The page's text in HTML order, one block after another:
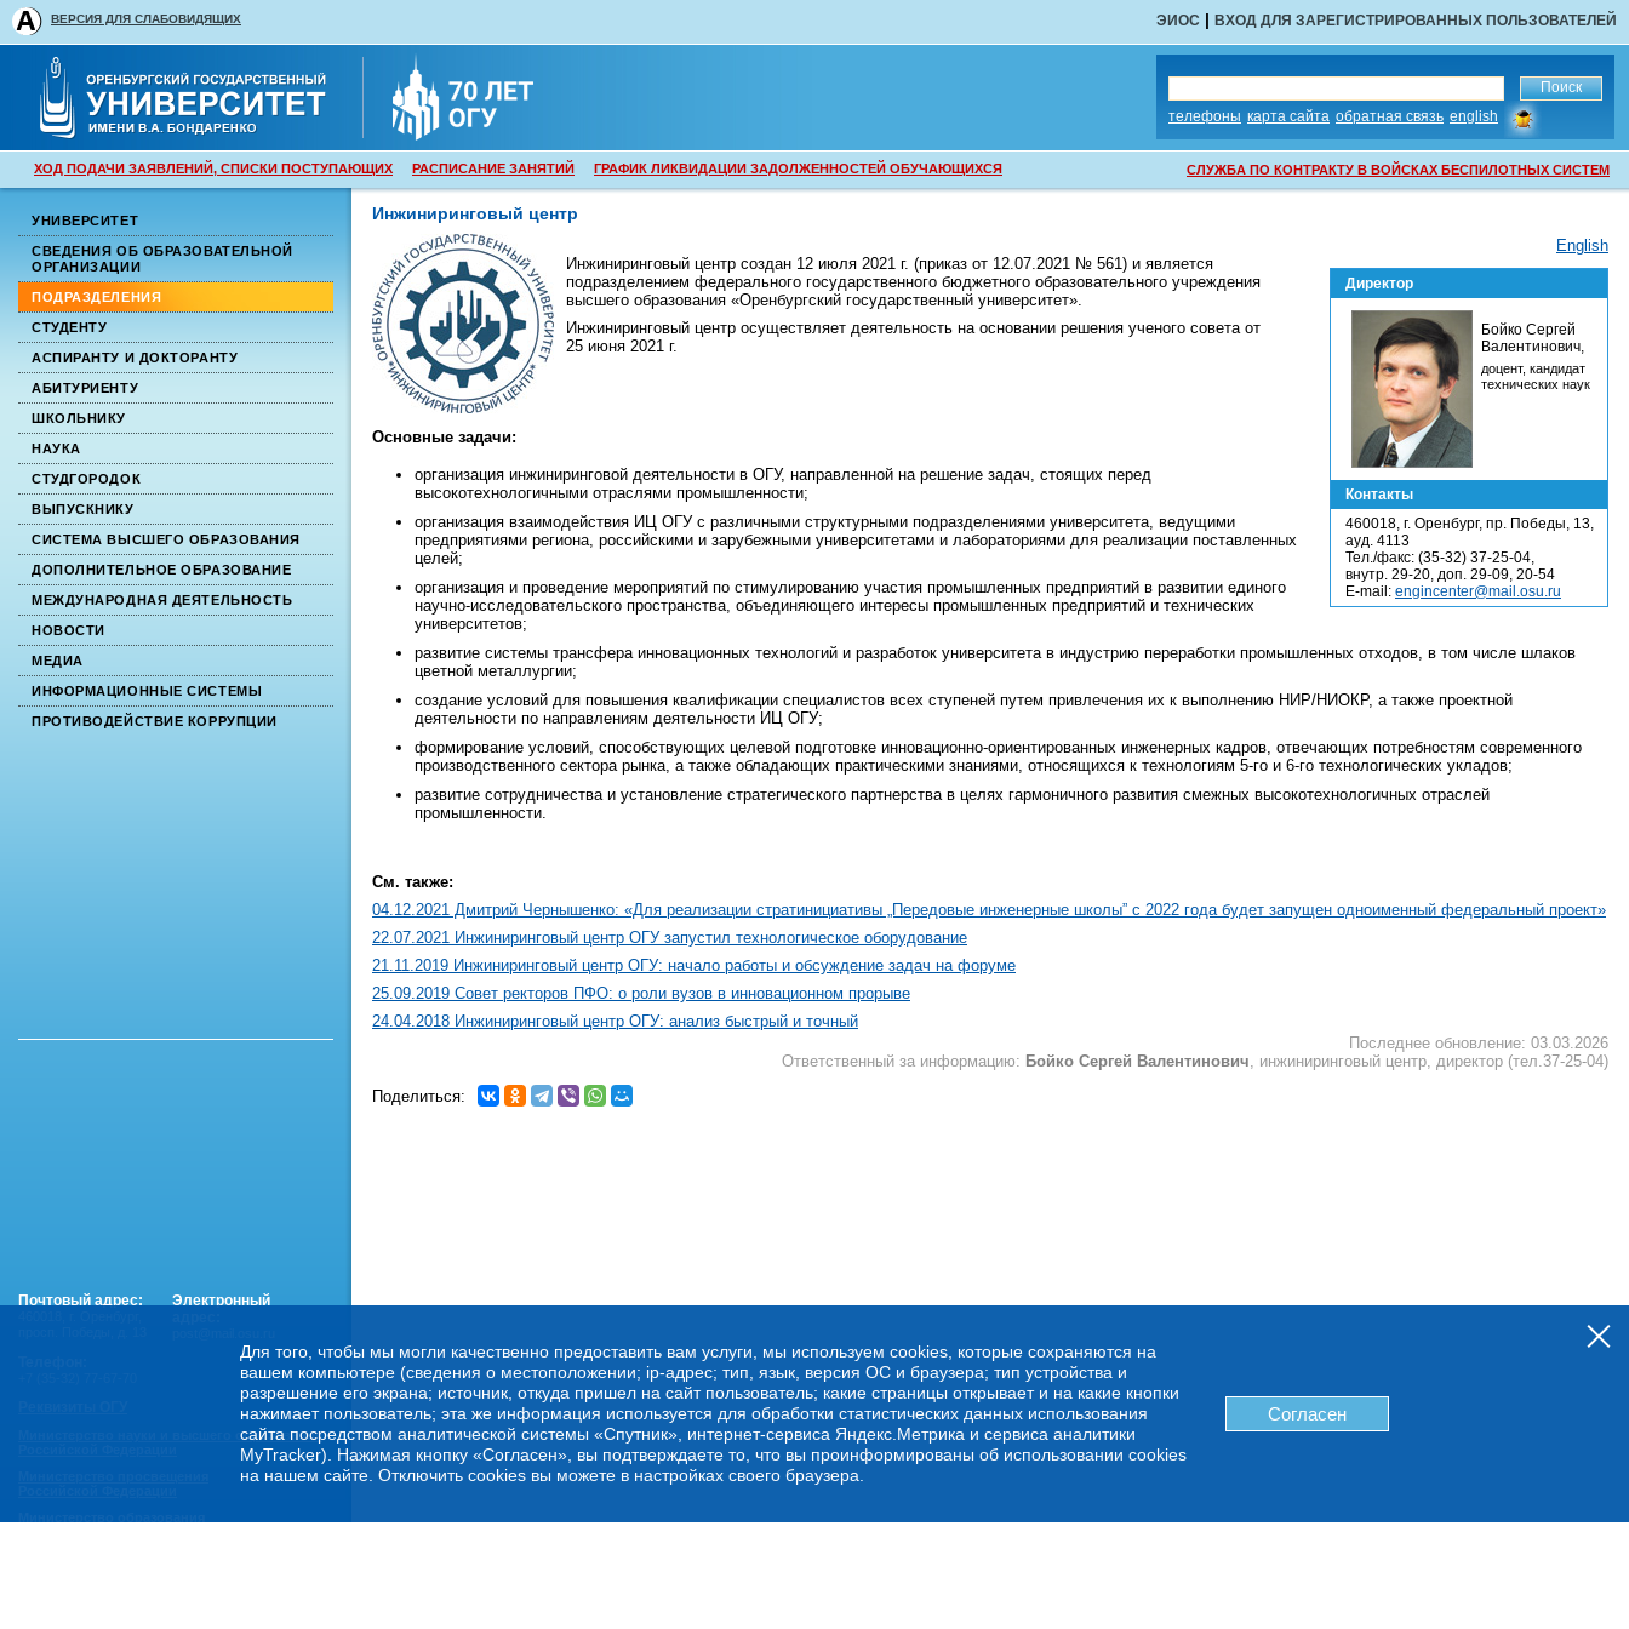
ЭИОС | ВХОД ДЛЯ ЗАРЕГИСТРИРОВАННЫХ ПОЛЬЗОВАТЕЛЕЙ
ВЕРСИЯ ДЛЯ СЛАБОВИДЯЩИХ
телефоны карта сайта обратная связь english
сообщить
об
ошибке
СЛУЖБА ПО КОНТРАКТУ В ВОЙСКАХ БЕСПИЛОТНЫХ СИСТЕМ
ХОД ПОДАЧИ ЗАЯВЛЕНИЙ, СПИСКИ ПОСТУПАЮЩИХ РАСПИСАНИЕ ЗАНЯТИЙ ГРАФИК ЛИКВИДАЦИИ ЗАДОЛЖЕННОСТЕЙ ОБУЧАЮЩИХСЯ
УНИВЕРСИТЕТ
СВЕДЕНИЯ ОБ ОБРАЗОВАТЕЛЬНОЙ
ОРГАНИЗАЦИИ
ПОДРАЗДЕЛЕНИЯ
СТУДЕНТУ
АСПИРАНТУ И ДОКТОРАНТУ
АБИТУРИЕНТУ
ШКОЛЬНИКУ
НАУКА
СТУДГОРОДОК
ВЫПУСКНИКУ
СИСТЕМА ВЫСШЕГО ОБРАЗОВАНИЯ
ДОПОЛНИТЕЛЬНОЕ ОБРАЗОВАНИЕ
МЕЖДУНАРОДНАЯ ДЕЯТЕЛЬНОСТЬ
НОВОСТИ
МЕДИА
ИНФОРМАЦИОННЫЕ СИСТЕМЫ
ПРОТИВОДЕЙСТВИЕ КОРРУПЦИИ
Инжиниринговый центр
English
Директор
Бойко Сергей
Валентинович,
доцент, кандидат
технических наук
Контакты
460018, г. Оренбург, пр. Победы, 13,
ауд. 4113
Тел./факс: (35-32) 37-25-04,
внутр. 29-20, доп. 29-09, 20-54
E-mail: engincenter@mail.osu.ru
Инжиниринговый центр создан 12 июля 2021 г. (приказ от 12.07.2021 № 561) и является
подразделением федерального государственного бюджетного образовательного учреждения
высшего образования «Оренбургский государственный университет».
Инжиниринговый центр осуществляет деятельность на основании решения ученого совета от
25 июня 2021 г.
Основные задачи:
организация инжиниринговой деятельности в ОГУ, направленной на решение задач, стоящих перед
высокотехнологичными отраслями промышленности;
организация взаимодействия ИЦ ОГУ с различными структурными подразделениями университета, ведущими
предприятиями региона, российскими и зарубежными университетами и лабораториями для реализации поставленных
целей;
организация и проведение мероприятий по стимулированию участия промышленных предприятий в развитии единого
научно-исследовательского пространства, объединяющего интересы промышленных предприятий и технических
университетов;
развитие системы трансфера инновационных технологий и разработок университета в индустрию переработки промышленных отходов, в том числе шлаков
цветной металлургии;
создание условий для повышения квалификации специалистов всех ступеней путем привлечения их к выполнению НИР/НИОКР, а также проектной
деятельности по направлениям деятельности ИЦ ОГУ;
формирование условий, способствующих целевой подготовке инновационно-ориентированных инженерных кадров, отвечающих потребностям современного
производственного сектора рынка, а также обладающих практическими знаниями, относящихся к технологиям 5-го и 6-го технологических укладов;
развитие сотрудничества и установление стратегического партнерства в целях гармоничного развития смежных высокотехнологичных отраслей
промышленности.
См. также:
04.12.2021 Дмитрий Чернышенко: «Для реализации стратинициативы „Передовые инженерные школы” с 2022 года будет запущен одноименный федеральный проект»
22.07.2021 Инжиниринговый центр ОГУ запустил технологическое оборудование
21.11.2019 Инжиниринговый центр ОГУ: начало работы и обсуждение задач на форуме
25.09.2019 Совет ректоров ПФО: о роли вузов в инновационном прорыве
24.04.2018 Инжиниринговый центр ОГУ: анализ быстрый и точный
Последнее обновление: 03.03.2026
Ответственный за информацию: Бойко Сергей Валентинович, инжиниринговый центр, директор (тел.37-25-04)
Поделиться:
Для того, чтобы мы могли качественно предоставить вам услуги, мы используем cookies, которые сохраняются на
вашем компьютере (сведения о местоположении; ip-адрес; тип, язык, версия ОС и браузера; тип устройства и
разрешение его экрана; источник, откуда пришел на сайт пользователь; какие страницы открывает и на какие кнопки
нажимает пользователь; эта же информация используется для обработки статистических данных использования
сайта посредством аналитической системы «Спутник», интернет-сервиса Яндекс.Метрика и сервиса аналитики
MyTracker). Нажимая кнопку «Согласен», вы подтверждаете то, что вы проинформированы об использовании cookies
на нашем сайте. Отключить cookies вы можете в настройках своего браузера.
Согласен
Почтовый адрес:
Электронный
Министерство науки и высшего образования